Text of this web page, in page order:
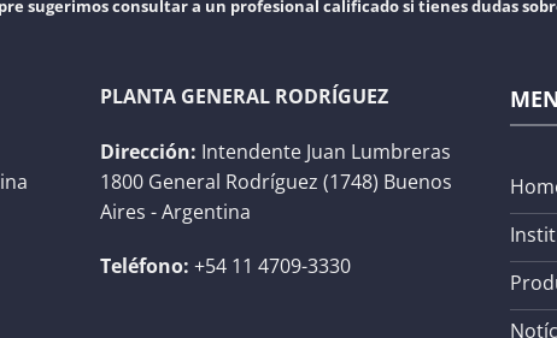
sugerimos consultar a un profesional calificado si tienes dudas
PLANTA GENERAL RODRÍGUEZ
Dirección: Intendente Juan Lumbreras
1800 General Rodríguez (1748) Buenos
Aires - Argentina
Teléfono: +54 11 4709-3330